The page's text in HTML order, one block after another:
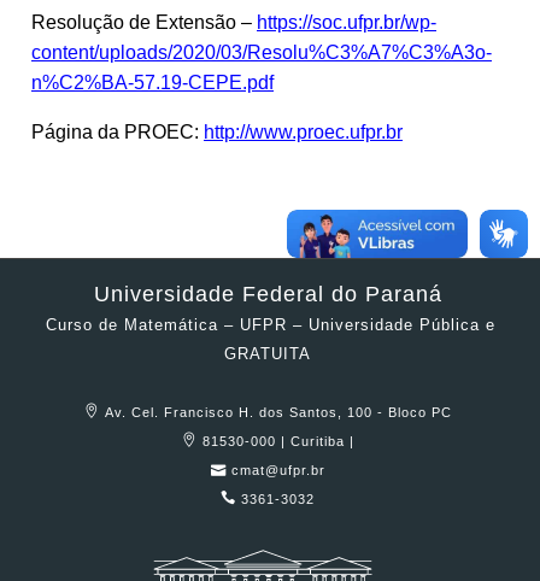
Resolução de Extensão – https://soc.ufpr.br/wp-
content/uploads/2020/03/Resolu%C3%A7%C3%A3o-
n%C2%BA-57.19-CEPE.pdf
Página da PROEC: http://www.proec.ufpr.br
Universidade Federal do Paraná
Curso de Matemática – UFPR – Universidade Pública e
GRATUITA
Av. Cel. Francisco H. dos Santos, 100 - Bloco PC
81530-000 | Curitiba |
cmat@ufpr.br
3361-3032